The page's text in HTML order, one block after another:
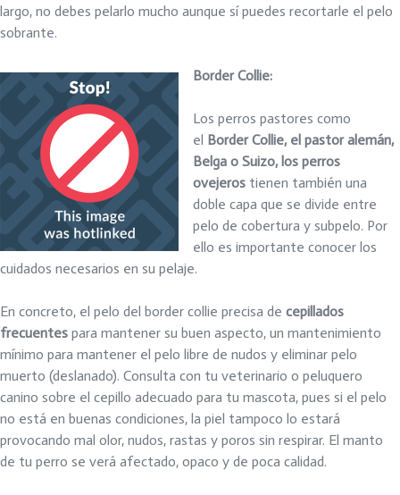
largo, no debes pelarlo mucho aunque sí puedes recortarle el pelo
sobrante.
Border Collie:
Los perros pastores como
el Border Collie, el pastor alemán,
Belga o Suizo, los perros
ovejeros tienen también una
doble capa que se divide entre
pelo de cobertura y subpelo. Por
ello es importante conocer los
cuidados necesarios en su pelaje.
En concreto, el pelo del border collie precisa de cepillados
frecuentes para mantener su buen aspecto, un mantenimiento
mínimo para mantener el pelo libre de nudos y eliminar pelo
muerto (deslanado). Consulta con tu veterinario o peluquero
canino sobre el cepillo adecuado para tu mascota, pues si el pelo
no está en buenas condiciones, la piel tampoco lo estará
provocando mal olor, nudos, rastas y poros sin respirar. El manto
de tu perro se verá afectado, opaco y de poca calidad.